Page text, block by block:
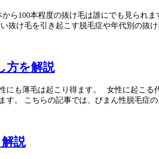
ら100本程度の抜け毛は誰にでも見られ
抜け毛を引き起こす脱毛症や年代別の抜
方を解説
も薄毛は起こり得ます。 女性に起こ
す。 こちらの記事では、びまん性脱毛症
説